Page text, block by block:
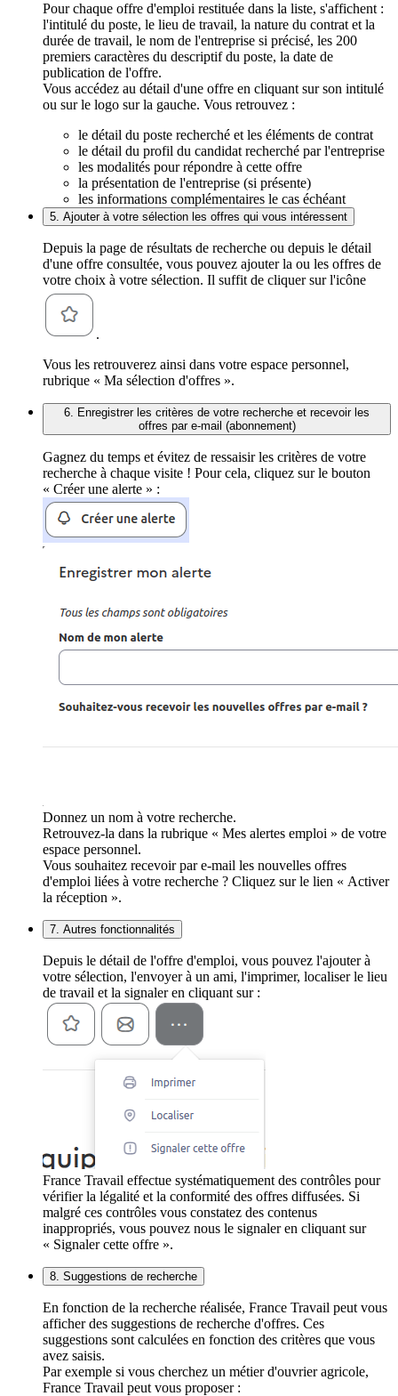
Pour chaque offre d'emploi restituée dans la liste, s'affichent :
l'intitulé du poste, le lieu de travail, la nature du contrat et la
durée de travail, le nom de l'entreprise si précisé, les 200
premiers caractères du descriptif du poste, la date de
publication de l'offre.
Vous accédez au détail d'une offre en cliquant sur son intitulé
ou sur le logo sur la gauche. Vous retrouvez :
le détail du poste recherché et les éléments de contrat
le détail du profil du candidat recherché par l'entreprise
les modalités pour répondre à cette offre
la présentation de l'entreprise (si présente)
les informations complémentaires le cas échéant
5. Ajouter à votre sélection les offres qui vous intéressent
Depuis la page de résultats de recherche ou depuis le détail
d'une offre consultée, vous pouvez ajouter la ou les offres de
votre choix à votre sélection. Il suffit de cliquer sur l'icône
.
Vous les retrouverez ainsi dans votre espace personnel,
rubrique « Ma sélection d'offres ».
6. Enregistrer les critères de votre recherche et recevoir les
offres par e-mail (abonnement)
Gagnez du temps et évitez de ressaisir les critères de votre
recherche à chaque visite ! Pour cela, cliquez sur le bouton
« Créer une alerte » :
Donnez un nom à votre recherche.
Retrouvez-la dans la rubrique « Mes alertes emploi » de votre
espace personnel.
Vous souhaitez recevoir par e-mail les nouvelles offres
d'emploi liées à votre recherche ? Cliquez sur le lien « Activer
la réception ».
7. Autres fonctionnalités
Depuis le détail de l'offre d'emploi, vous pouvez l'ajouter à
votre sélection, l'envoyer à un ami, l'imprimer, localiser le lieu
de travail et la signaler en cliquant sur :
France Travail effectue systématiquement des contrôles pour
vérifier la légalité et la conformité des offres diffusées. Si
malgré ces contrôles vous constatez des contenus
inappropriés, vous pouvez nous le signaler en cliquant sur
« Signaler cette offre ».
8. Suggestions de recherche
En fonction de la recherche réalisée, France Travail peut vous
afficher des suggestions de recherche d'offres. Ces
suggestions sont calculées en fonction des critères que vous
avez saisis.
Par exemple si vous cherchez un métier d'ouvrier agricole,
France Travail peut vous proposer :